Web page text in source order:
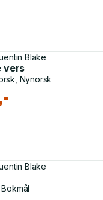
Blake
vers
Nynorsk
Blake